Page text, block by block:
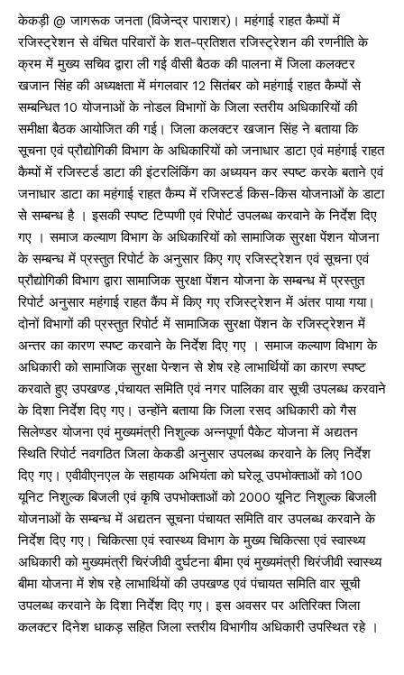
केकड़ी @ जागरूक जनता (विजेन्द्र पाराशर)। महंगाई राहत कैम्पों में
रजिस्ट्रेशन से वंचित परिवारों के शत-प्रतिशत रजिस्ट्रेशन की रणनीति के
क्रम में मुख्य सचिव द्वारा ली गई वीसी बैठक की पालना में जिला कलक्टर
खजान सिंह की अध्यक्षता में मंगलवार 12 सितंबर को महंगाई राहत कैम्पों से
सम्बन्धित 10 योजनाओं के नोडल विभागों के जिला स्तरीय अधिकारियों की
समीक्षा बैठक आयोजित की गई। जिला कलक्टर खजान सिंह ने बताया कि
सूचना एवं प्रौद्योगिकी विभाग के अधिकारियों को जनाधार डाटा एवं महंगाई राहत
कैम्पों में रजिस्टर्ड डाटा की इंटरलिंकिंग का अध्ययन कर स्पष्ट करके बताने एवं
जनाधार डाटा का महंगाई राहत कैम्प में रजिस्टर्ड किस-किस योजनाओं के डाटा
से सम्बन्ध है । इसकी स्पष्ट टिप्पणी एवं रिपोर्ट उपलब्ध करवाने के निर्देश दिए
गए । समाज कल्याण विभाग के अधिकारियों को सामाजिक सुरक्षा पेंशन योजना
के सम्बन्ध में प्रस्तुत रिपोर्ट के अनुसार किए गए रजिस्ट्रेशन एवं सूचना एवं
प्रौद्योगिकी विभाग द्वारा सामाजिक सुरक्षा पेंशन योजना के सम्बन्ध में प्रस्तुत
रिपोर्ट अनुसार महंगाई राहत कैंप में किए गए रजिस्ट्रेशन में अंतर पाया गया।
दोनों विभागों की प्रस्तुत रिपोर्ट में सामाजिक सुरक्षा पेंशन के रजिस्ट्रेशन में
अन्तर का कारण स्पष्ट करवाने के निर्देश दिए गए । समाज कल्याण विभाग के
अधिकारी को सामाजिक सुरक्षा पेन्शन से शेष रहे लाभार्थियों का कारण स्पष्ट
करवाते हुए उपखण्ड ,पंचायत समिति एवं नगर पालिका वार सूची उपलब्ध करवाने
के दिशा निर्देश दिए गए। उन्होंने बताया कि जिला रसद अधिकारी को गैस
सिलेण्डर योजना एवं मुख्यमंत्री निशुल्क अन्नपूर्णा पैकेट योजना में अद्यतन
स्थिति रिपोर्ट नवगठित जिला केकडी अनुसार उपलब्ध करवाने के लिए निर्देश
दिए गए। एवीवीएनएल के सहायक अभियंता को घरेलू उपभोक्ताओं को 100
यूनिट निशुल्क बिजली एवं कृषि उपभोक्ताओं को 2000 यूनिट निशुल्क बिजली
योजनाओं के सम्बन्ध में अद्यतन सूचना पंचायत समिति वार उपलब्ध करवाने के
निर्देश दिए गए। चिकित्सा एवं स्वास्थ्य विभाग के मुख्य चिकित्सा एवं स्वास्थ्य
अधिकारी को मुख्यमंत्री चिरंजीवी दुर्घटना बीमा एवं मुख्यमंत्री चिरंजीवी स्वास्थ्य
बीमा योजना में शेष रहे लाभार्थियों की उपखण्ड एवं पंचायत समिति वार सूची
उपलब्ध करवाने के दिशा निर्देश दिए गए। इस अवसर पर अतिरिक्त जिला
कलक्टर दिनेश धाकड़ सहित जिला स्तरीय विभागीय अधिकारी उपस्थित रहे ।